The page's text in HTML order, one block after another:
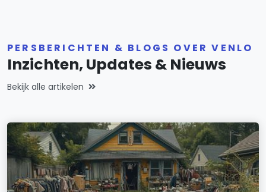
PERSBERICHTEN & BLOGS OVER VENLO
Inzichten, Updates & Nieuws
Bekijk alle artikelen